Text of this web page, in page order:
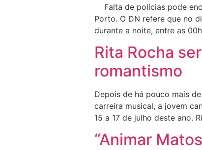
Falta de polícias pode
Porto. O DN refere que no
durante a noite, entre as
Rita Rocha
romantismo
Depois de há pouco mais
carreira musical, a jovem
15 a 17 de julho deste ano.
“Animar